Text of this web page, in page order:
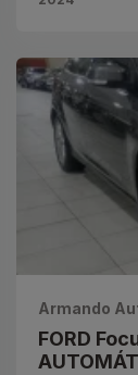
Armando
FORD